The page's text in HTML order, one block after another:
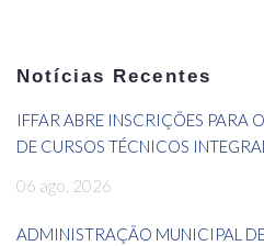
Notícias Recentes
IFFAR ABRE INSCRIÇÕES PARA
DE CURSOS TÉCNICOS
06 ago, 2026
ADMINISTRAÇÃO MUNICIPAL